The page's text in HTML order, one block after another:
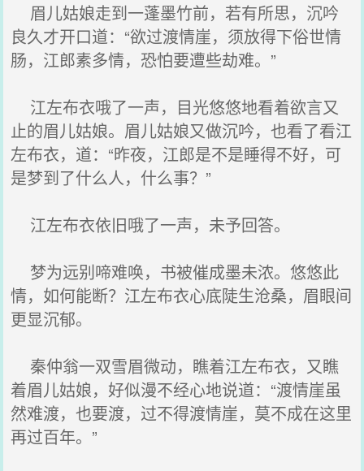
眉儿姑娘走到一蓬墨竹前，若有所思，沉吟
良久才开口道：“欲过渡情崖，须放得下俗世情
肠，江郎素多情，恐怕要遭些劫难。”
江左布衣哦了一声，目光悠悠地看着欲言又
止的眉儿姑娘。眉儿姑娘又做沉吟，也看了看江
左布衣，道：“昨夜，江郎是不是睡得不好，可
是梦到了什么人，什么事？”
江左布衣依旧哦了一声，未予回答。
梦为远别啼难唤，书被催成墨未浓。悠悠此
情，如何能断？江左布衣心底陡生沧桑，眉眼间
更显沉郁。
秦仲翁一双雪眉微动，瞧着江左布衣，又瞧
着眉儿姑娘，好似漫不经心地说道：“渡情崖虽
然难渡，也要渡，过不得渡情崖，莫不成在这里
再过百年。”